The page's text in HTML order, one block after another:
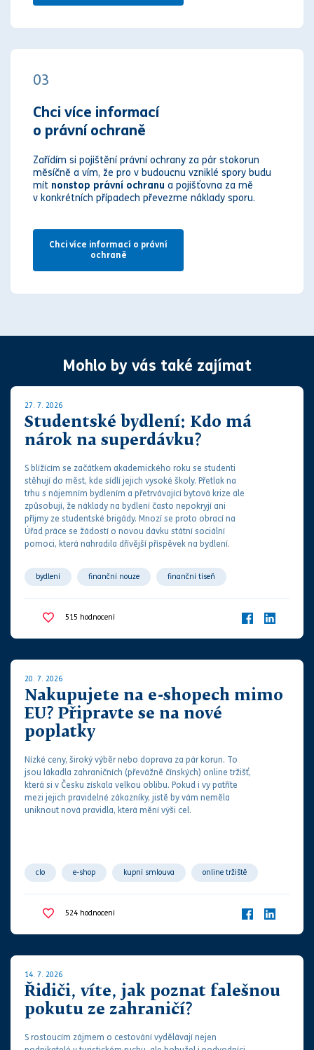
03
Chci více informací
o právní ochraně
Zařídím si pojištění právní ochrany za pár stokorun
měsíčně a vím, že pro v budoucnu vzniklé spory budu
mít nonstop právní ochranu a pojišťovna za mě
v konkrétních případech převezme náklady sporu.
Chci více informací o právní
ochraně
Mohlo by vás také zajímat
27. 7. 2026
Studentské bydlení: Kdo má
nárok na superdávku?
S blížícím se začátkem akademického roku se studenti
stěhují do měst, kde sídlí jejich vysoké školy. Přetlak na
trhu s nájemním bydlením a přetrvávající bytová krize ale
způsobují, že náklady na bydlení často nepokryjí ani
příjmy ze studentské brigády. Mnozí se proto obrací na
Úřad práce se žádostí o novou dávku státní sociální
pomoci, která nahradila dřívější příspěvek na bydlení.
bydlení finanční nouze finanční tíseň
sociální dávka sociální zabezpečení společné bydlení
student
515 hodnocení
20. 7. 2026
Nakupujete na e-shopech mimo
EU? Připravte se na nové
poplatky
Nízké ceny, široký výběr nebo doprava za pár korun. To
jsou lákadla zahraničních (převážně čínských) online tržišť,
která si v Česku získala velkou oblibu. Pokud i vy patříte
mezi jejich pravidelné zákazníky, jistě by vám neměla
uniknout nová pravidla, která mění výši cel.
clo e-shop kupní smlouva online tržiště
zahraničí
524 hodnocení
14. 7. 2026
Řidiči, víte, jak poznat falešnou
pokutu ze zahraničí?
S rostoucím zájmem o cestování vydělávají nejen